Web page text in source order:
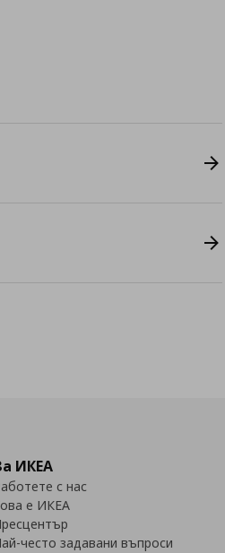
ИКЕА
с нас
е ИКЕА
често задавани въпроси